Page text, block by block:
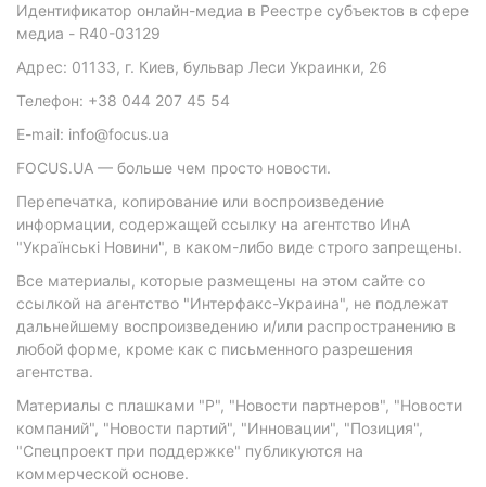
Идентификатор онлайн-медиа в Реестре субъектов в сфере
медиа - R40-03129
Адрес: 01133, г. Киев, бульвар Леси Украинки, 26
Телефон: +38 044 207 45 54
E-mail: info@focus.ua
FOCUS.UA — больше чем просто новости.
Перепечатка, копирование или воспроизведение
информации, содержащей ссылку на агентство ИнА
"Українські Новини", в каком-либо виде строго запрещены.
Все материалы, которые размещены на этом сайте со
ссылкой на агентство "Интерфакс-Украина", не подлежат
дальнейшему воспроизведению и/или распространению в
любой форме, кроме как с письменного разрешения
агентства.
Материалы с плашками "Р", "Новости партнеров", "Новости
компаний", "Новости партий", "Инновации", "Позиция",
"Спецпроект при поддержке" публикуются на
коммерческой основе.